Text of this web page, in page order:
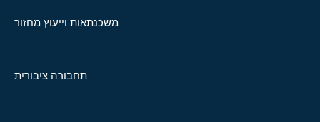
משכנתאות וייעוץ מחזור
תחבורה ציבורית